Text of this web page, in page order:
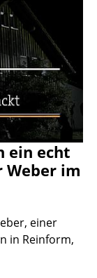
ein echt
Weber im
einer
in Reinform,